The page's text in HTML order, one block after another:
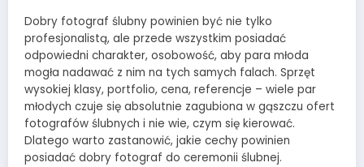
Dobry fotograf ślubny powinien być nie tylko
profesjonalistą, ale przede wszystkim posiadać
odpowiedni charakter, osobowość, aby para młoda
mogła nadawać z nim na tych samych falach. Sprzęt
wysokiej klasy, portfolio, cena, referencje – wiele par
młodych czuje się absolutnie zagubiona w gąszczu ofert
fotografów ślubnych i nie wie, czym się kierować.
Dlatego warto zastanowić, jakie cechy powinien
posiadać dobry fotograf do ceremonii ślubnej.